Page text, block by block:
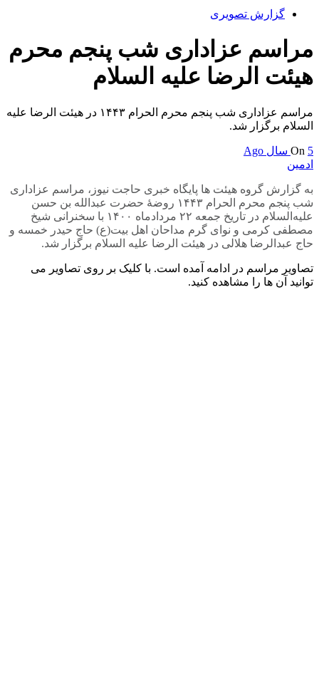
گزارش تصویری
مراسم عزاداری شب پنجم محرم
هیئت الرضا علیه السلام
مراسم عزاداری شب پنجم محرم الحرام ۱۴۴۳ در هیئت الرضا علیه
السلام برگزار شد.
On 5 سال Ago
ادمین
به گزارش گروه هیئت ها پایگاه خبری حاجت نیوز، مراسم عزاداری
شب پنجم محرم الحرام ۱۴۴۳ روضۀ حضرت عبدالله بن حسن
عليه‌السلام در تاریخ جمعه ۲۲ مردادماه ۱۴۰۰ با سخنرانی شیخ
مصطفی کرمی و نوای گرم مداحان اهل بیت(ع) حاج حیدر خمسه و
حاج عبدالرضا هلالی در هیئت الرضا علیه السلام برگزار شد.
تصاویر مراسم در ادامه آمده است. با کلیک بر روی تصاویر می
توانید آن ها را مشاهده کنید.